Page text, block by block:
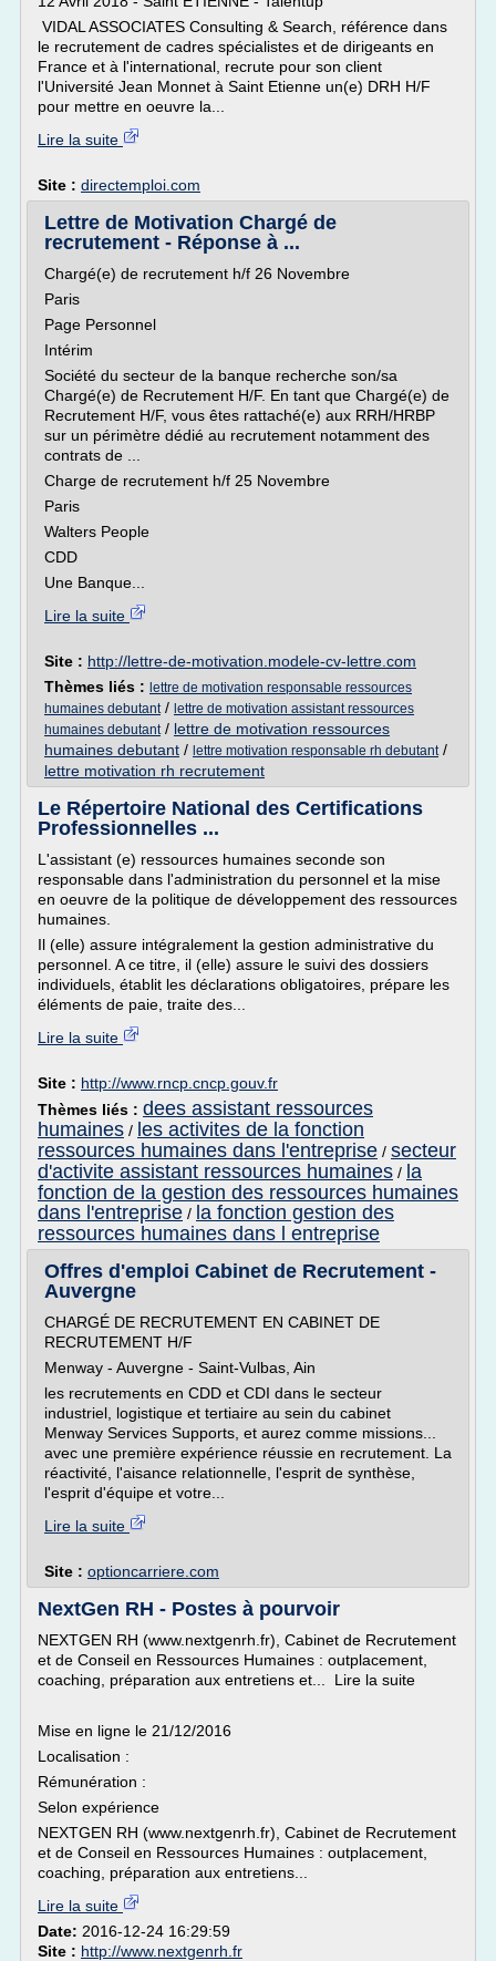
VIDAL ASSOCIATES Consulting & Search, référence dans
le recrutement de cadres spécialistes et de dirigeants en
France et à l'international, recrute pour son client
l'Université Jean Monnet à Saint Etienne un(e) DRH H/F
pour mettre en oeuvre la...
Lire la suite
Site : directemploi.com
Lettre de Motivation Chargé de
recrutement - Réponse à ...
Chargé(e) de recrutement h/f 26 Novembre
Paris
Page Personnel
Intérim
Société du secteur de la banque recherche son/sa
Chargé(e) de Recrutement H/F. En tant que Chargé(e) de
Recrutement H/F, vous êtes rattaché(e) aux RRH/HRBP
sur un périmètre dédié au recrutement notamment des
contrats de ...
Charge de recrutement h/f 25 Novembre
Paris
Walters People
CDD
Une Banque...
Lire la suite
Site : http://lettre-de-motivation.modele-cv-lettre.com
Thèmes liés : lettre de motivation responsable ressources
humaines debutant/ lettre de motivation assistant ressources
humaines debutant/ lettre de motivation ressources
humaines debutant / lettre motivation responsable rh debutant/
lettre motivation rh recrutement
Le Répertoire National des Certifications
Professionnelles ...
L'assistant (e) ressources humaines seconde son
responsable dans l'administration du personnel et la mise
en oeuvre de la politique de développement des ressources
humaines.
Il (elle) assure intégralement la gestion administrative du
personnel. A ce titre, il (elle) assure le suivi des dossiers
individuels, établit les déclarations obligatoires, prépare les
éléments de paie, traite des...
Lire la suite
Site : http://www.rncp.cncp.gouv.fr
Thèmes liés : dees assistant ressources
humaines / les activites de la fonction
ressources humaines dans l'entreprise / secteur
d'activite assistant ressources humaines / la
fonction de la gestion des ressources humaines
dans l'entreprise / la fonction gestion des
ressources humaines dans l entreprise
Offres d'emploi Cabinet de Recrutement -
Auvergne
CHARGÉ DE RECRUTEMENT EN CABINET DE
RECRUTEMENT H/F
Menway - Auvergne - Saint-Vulbas, Ain
les recrutements en CDD et CDI dans le secteur
industriel, logistique et tertiaire au sein du cabinet
Menway Services Supports, et aurez comme missions...
avec une première expérience réussie en recrutement. La
réactivité, l'aisance relationnelle, l'esprit de synthèse,
l'esprit d'équipe et votre...
Lire la suite
Site : optioncarriere.com
NextGen RH - Postes à pourvoir
NEXTGEN RH (www.nextgenrh.fr), Cabinet de Recrutement
et de Conseil en Ressources Humaines : outplacement,
coaching, préparation aux entretiens et... Lire la suite
Mise en ligne le 21/12/2016
Localisation :
Rémunération :
Selon expérience
NEXTGEN RH (www.nextgenrh.fr), Cabinet de Recrutement
et de Conseil en Ressources Humaines : outplacement,
coaching, préparation aux entretiens...
Lire la suite
Date: 2016-12-24 16:29:59
Site : http://www.nextgenrh.fr